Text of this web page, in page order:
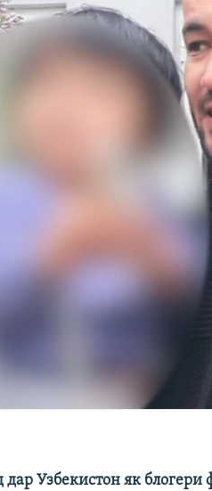
Узбекистон як блогери